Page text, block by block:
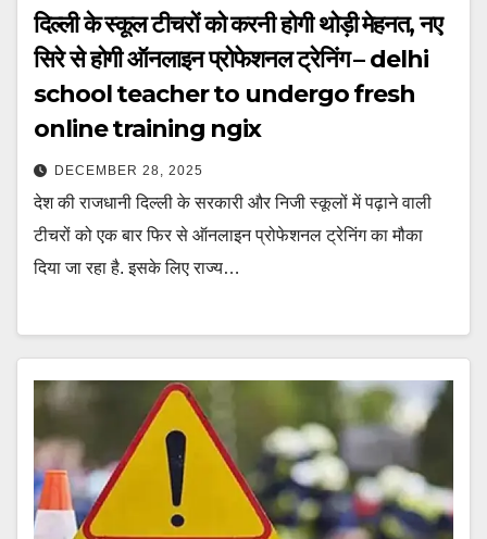
दिल्ली के स्कूल टीचरों को करनी होगी थोड़ी मेहनत, नए
सिरे से होगी ऑनलाइन प्रोफेशनल ट्रेनिंग – delhi
school teacher to undergo fresh
online training ngix
DECEMBER 28, 2025
देश की राजधानी दिल्ली के सरकारी और निजी स्कूलों में पढ़ाने वाली
टीचरों को एक बार फिर से ऑनलाइन प्रोफेशनल ट्रेनिंग का मौका
दिया जा रहा है. इसके लिए राज्य…